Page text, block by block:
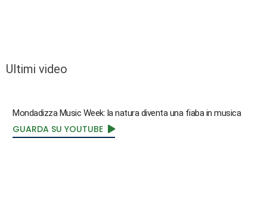
Ultimi video
Mondadizza Music Week: la natura diventa una fiaba in musica
GUARDA SU YOUTUBE